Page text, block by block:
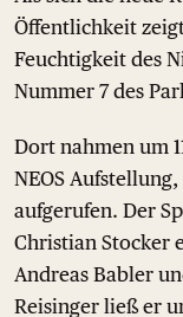
Öffentlichkeit
Feuchtigkeit des
Nummer 7 des
Dort nahmen um
NEOS
aufgerufen. Der
Christian Stocker
Andreas Babler
Reisinger ließ er